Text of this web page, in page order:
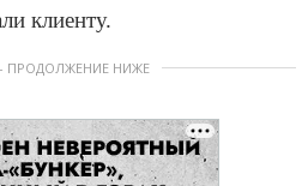
клиенту.
ПРОДОЛЖЕНИЕ НИЖЕ